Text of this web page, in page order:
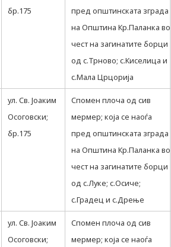
бр.175
пред општинската зграда
на Општина Кр.Паланка во
чест на загинатите борци
од с.Трново; с.Киселица и
с.Мала Црцорија
ул. Св. Јоаким
Осоговски;
бр.175
Спомен плоча од сив
мермер; која се наоѓа
пред општинската зграда
на Општина Кр.Паланка во
чест на загинатите борци
од с.Луке; с.Осиче;
с.Градец и с.Дрење
ул. Св. Јоаким
Осоговски;
Спомен плоча од сив
мермер; која се наоѓа
Experience
In order for
to perform
as well as
possible
during your
refuse these
cookies,
functionality
from the
website.
Marketing